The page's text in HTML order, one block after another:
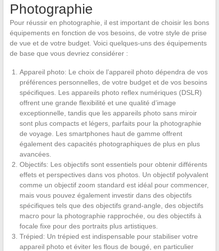
Photographie
Pour réussir en photographie, il est important de choisir les bons
équipements en fonction de vos besoins, de votre style de prise
de vue et de votre budget. Voici quelques-uns des équipements
de base que vous devriez considérer :
Appareil photo: Le choix de l’appareil photo dépendra de vos
préférences personnelles, de votre budget et de vos besoins
spécifiques. Les appareils photo reflex numériques (DSLR)
offrent une grande flexibilité et une qualité d’image
exceptionnelle, tandis que les appareils photo sans miroir
sont plus compacts et légers, parfaits pour la photographie
de voyage. Les smartphones haut de gamme offrent
également des capacités photographiques de plus en plus
avancées.
Objectifs: Les objectifs sont essentiels pour obtenir différents
effets et perspectives dans vos photos. Un objectif polyvalent
comme un objectif zoom standard est idéal pour commencer,
mais vous pouvez également investir dans des objectifs
spécifiques tels que des objectifs grand-angle, des objectifs
macro pour la photographie rapprochée, ou des objectifs à
focale fixe pour des portraits plus artistiques.
Trépied: Un trépied est indispensable pour stabiliser votre
appareil photo et éviter les flous de bougé, en particulier